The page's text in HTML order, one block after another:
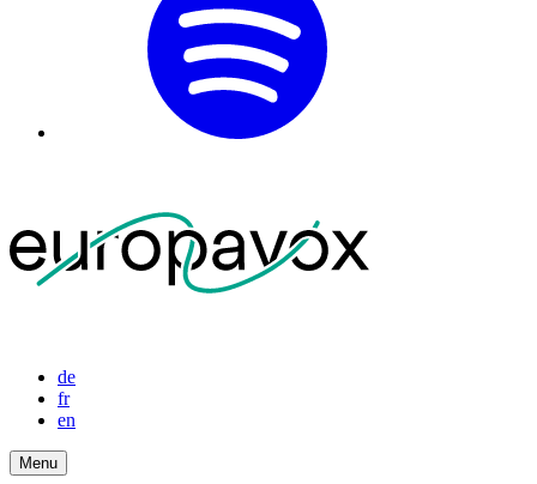
de
fr
en
Menu